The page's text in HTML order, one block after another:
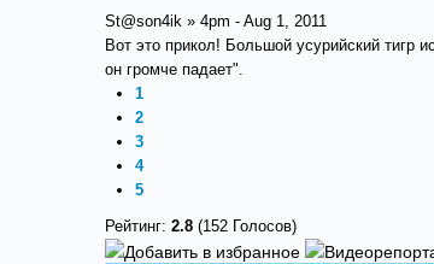
St@son4ik » 4pm - Aug 1, 2011
Вот это прикол! Большой усурийский тигр
он громче падает".
1
2
3
4
5
Рейтинг: 2.8 (152 Голосов)